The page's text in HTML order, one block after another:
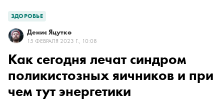
ЗДОРОВЬЕ
Денис Яцутко
15 ФЕВРАЛЯ 2023 Г., 10:08
Как сегодня лечат синдром
поликистозных яичников и при
чем тут энергетики